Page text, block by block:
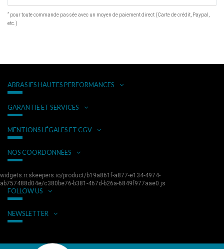
* pour toute commande passée avec un moyen de paiement direct (Carte de crédit, Paypal,
etc.)
ABRASIFS HAUTES PERFORMANCES
GARANTIE ET SERVICES
MENTIONS LÉGALES ET CGV
NOS COORDONNÉES
widgets.rr.skeepers.io/product/b19a861f-a877-e134-4974-
ab757488d04e/c380be76-b381-467d-b26a-6849f977aae0.js
FOLLOW US
NEWSLETTER